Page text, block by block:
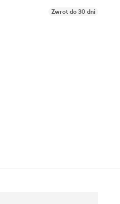
Zwrot do 30 dni